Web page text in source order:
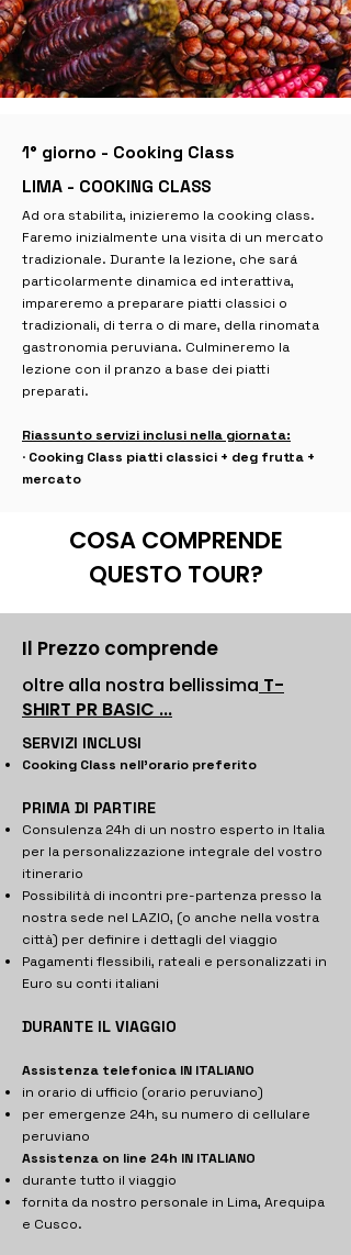
1° giorno - Cooking Class
LIMA - COOKING CLASS
Ad ora stabilita, inizieremo la cooking class.
Faremo inizialmente una visita di un mercato
tradizionale. Durante la lezione, che sará
particolarmente dinamica ed interattiva,
impareremo a preparare piatti classici o
tradizionali, di terra o di mare, della rinomata
gastronomia peruviana. Culmineremo la
lezione con il pranzo a base dei piatti
preparati.
Riassunto servizi inclusi nella giornata:
· Cooking Class piatti classici + deg frutta +
mercato
COSA COMPRENDE
QUESTO TOUR?
Il Prezzo comprende
oltre alla nostra bellissima T-
SHIRT PR BASIC ...
SERVIZI INCLUSI
Cooking Class nell'orario preferito
PRIMA DI PARTIRE
Consulenza 24h di un nostro esperto in Italia
per la personalizzazione integrale del vostro
itinerario
Possibilità di incontri pre-partenza presso la
nostra sede nel LAZIO, (o anche nella vostra
città) per definire i dettagli del viaggio
Pagamenti flessibili, rateali e personalizzati in
Euro su conti italiani
DURANTE IL VIAGGIO
Assistenza telefonica IN ITALIANO
in orario di ufficio (orario peruviano)
per emergenze 24h, su numero di cellulare
peruviano
Assistenza on line 24h IN ITALIANO
durante tutto il viaggio
fornita da nostro personale in Lima, Arequipa
e Cusco.